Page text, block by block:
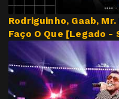
Rodriguinho, Gaab, Mr. Dan e
Faço O Que [Legado -